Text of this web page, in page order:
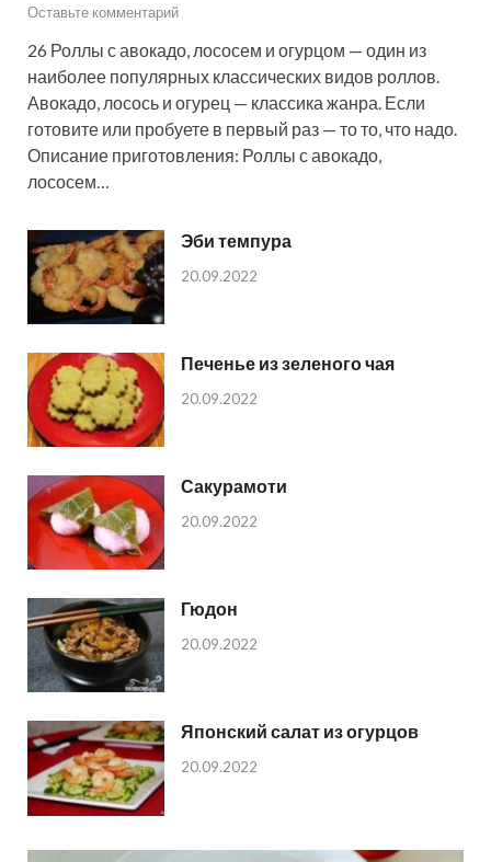
Оставьте комментарий
26 Роллы с авокадо, лососем и огурцом — один из
наиболее популярных классических видов роллов.
Авокадо, лосось и огурец — классика жанра. Если
готовите или пробуете в первый раз — то то, что надо.
Описание приготовления: Роллы с авокадо,
лососем…
Эби темпура
20.09.2022
Печенье из зеленого чая
20.09.2022
Сакурамоти
20.09.2022
Гюдон
20.09.2022
Японский салат из огурцов
20.09.2022